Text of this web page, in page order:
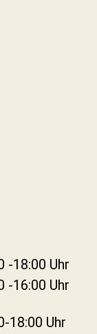
-18:00 Uhr
-16:00 Uhr
18:00 Uhr